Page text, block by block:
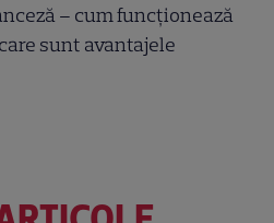
– cum funcționează
sunt avantajele